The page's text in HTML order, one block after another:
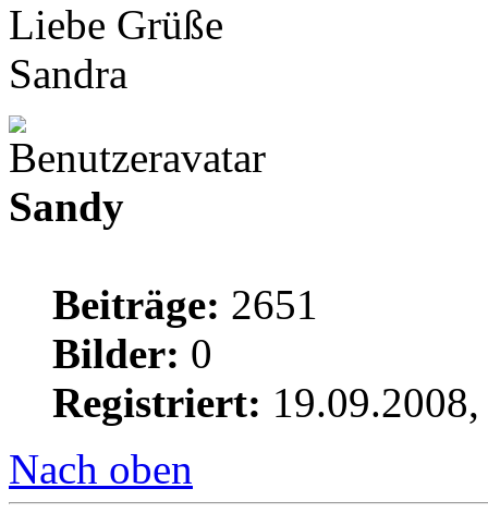
Liebe Grüße
Sandra
Sandy
Beiträge: 2651
Bilder: 0
Registriert:
Nach oben